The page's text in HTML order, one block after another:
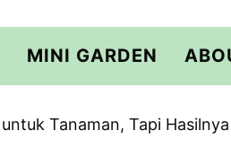
MINI GARDEN
Tanaman, Tapi